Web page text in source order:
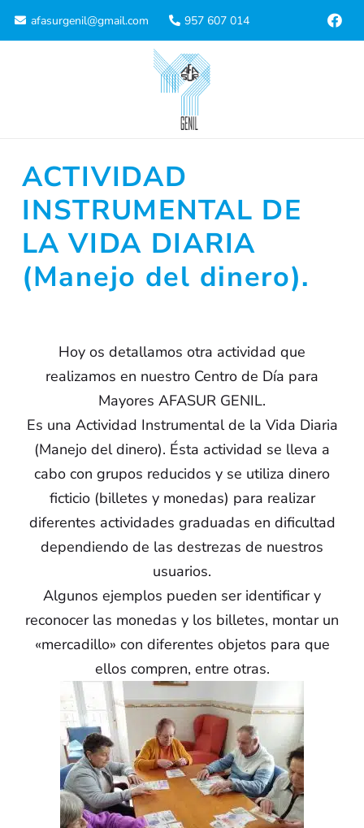
afasurgenil@gmail.com 957 607 014
ACTIVIDAD
INSTRUMENTAL DE
LA VIDA DIARIA
(Manejo del dinero).
Hoy os detallamos otra actividad que
realizamos en nuestro Centro de Día para
Mayores AFASUR GENIL.
Es una Actividad Instrumental de la Vida Diaria
(Manejo del dinero). Ésta actividad se lleva a
cabo con grupos reducidos y se utiliza dinero
ficticio (billetes y monedas) para realizar
diferentes actividades graduadas en dificultad
dependiendo de las destrezas de nuestros
usuarios.
Algunos ejemplos pueden ser identificar y
reconocer las monedas y los billetes, montar un
«mercadillo» con diferentes objetos para que
ellos compren, entre otras.